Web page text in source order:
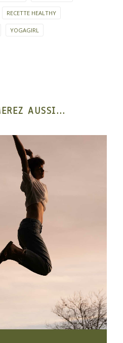
RECETTE HEALTHY
YOGAGIRL
AUSSI...